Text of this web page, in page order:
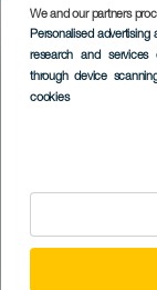
We and our partners
Personalised
research and services
through device
cookies
Imagen
Listado